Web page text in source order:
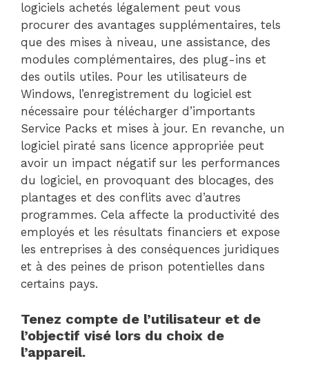
logiciels achetés légalement peut vous
procurer des avantages supplémentaires, tels
que des mises à niveau, une assistance, des
modules complémentaires, des plug-ins et
des outils utiles. Pour les utilisateurs de
Windows, l’enregistrement du logiciel est
nécessaire pour télécharger d’importants
Service Packs et mises à jour. En revanche, un
logiciel piraté sans licence appropriée peut
avoir un impact négatif sur les performances
du logiciel, en provoquant des blocages, des
plantages et des conflits avec d’autres
programmes. Cela affecte la productivité des
employés et les résultats financiers et expose
les entreprises à des conséquences juridiques
et à des peines de prison potentielles dans
certains pays.
Tenez compte de l’utilisateur et de
l’objectif visé lors du choix de
l’appareil.